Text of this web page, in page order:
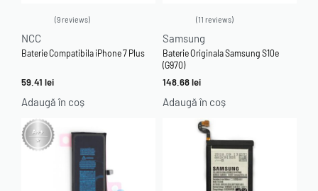
9 reviews
NCC
Baterie Compatibila iPhone 7 Plus
59.41 lei
Adaugă în coș
11 reviews
Samsung
Baterie Originala Samsung S10e
(G970)
148.68lei
Adaugă în coș